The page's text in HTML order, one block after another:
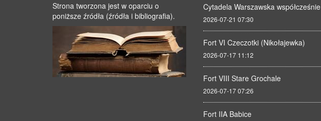
Strona tworzona jest w oparciu o
poniższe źródła (źródła i bibliografia).
Cytadela Warszawska współcześnie
2026-07-21 07:30
Fort VI Czeczotki (Nikołajewka)
2026-07-17 11:12
Fort VIII Stare Grochale
2026-07-17 07:26
Fort IIA Babice